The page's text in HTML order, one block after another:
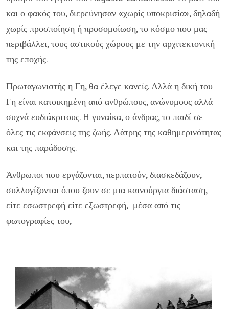
και ο φακός του, διερεύνησαν «χωρίς υποκρισία», δηλαδή
χωρίς προσποίηση ή προσομοίωση, το κόσμο που μας
περιβάλλει, τους αστικούς χώρους με την αρχιτεκτονική
της εποχής.
Πρωταγωνιστής η Γη, θα έλεγε κανείς. Αλλά η δική του
Γη είναι κατοικημένη από ανθρώπους, ανώνυμους αλλά
συχνά ευδιάκριτους. Η γυναίκα, ο άνδρας, το παιδί σε
όλες τις εκφάνσεις της ζωής. Λάτρης της καθημερινότητας
και της παράδοσης.
Άνθρωποι που εργάζονται, περπατούν, διασκεδάζουν,
συλλογίζονται όπου ζουν σε μια καινούργια διάσταση,
είτε εσωστρεφή είτε εξωστρεφή, μέσα από τις
φωτογραφίες του,